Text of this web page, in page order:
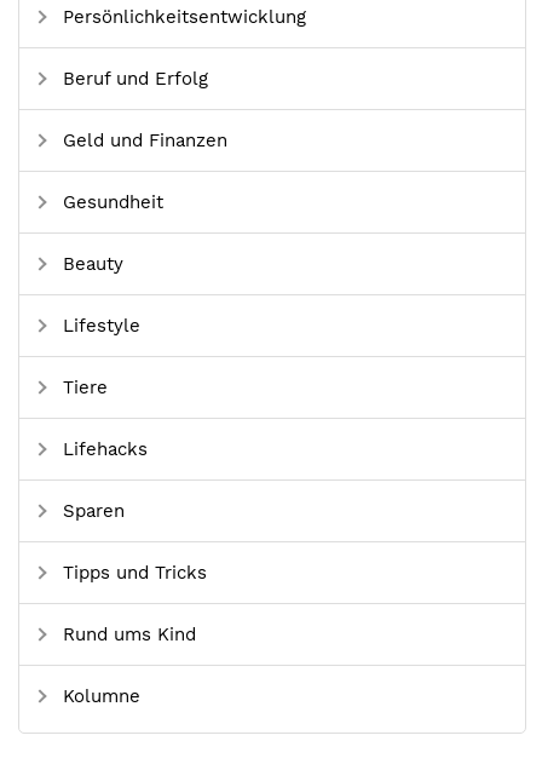
Persönlichkeitsentwicklung
Beruf und Erfolg
Geld und Finanzen
Gesundheit
Beauty
Lifestyle
Tiere
Lifehacks
Sparen
Tipps und Tricks
Rund ums Kind
Kolumne